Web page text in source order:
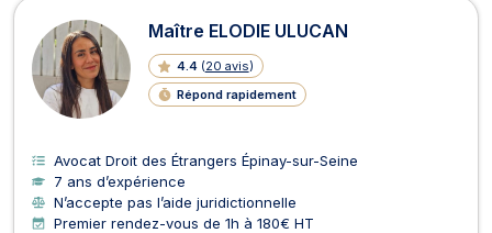
Maître ELODIE ULUCAN
4.4 (20 avis)
Répond rapidement
Avocat Droit des Étrangers Épinay-sur-Seine
7 ans d’expérience
N’accepte pas l’aide juridictionnelle
Premier rendez-vous de 1h à 180€ HT